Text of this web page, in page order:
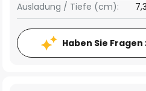
Ausladung / Tiefe (cm): 7,3
Haben Sie